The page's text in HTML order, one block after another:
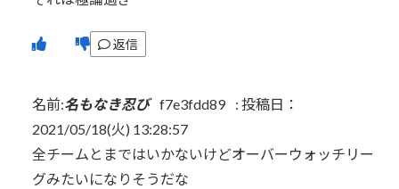
返信
名前:名もなき忍び f7e3fdd89 : 投稿日：
2021/05/18(火) 13:28:57
全チームとまではいかないけどオーバーウォッチリー
グみたいになりそうだな